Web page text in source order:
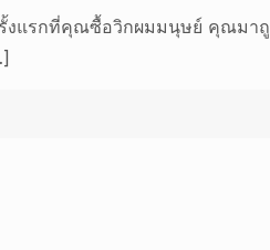
งแรกที่คุณซื้อวิกผมมนุษย์ คุณมา